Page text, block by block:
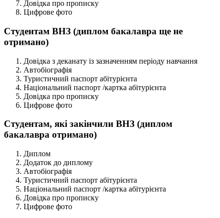
Довідка про прописку
Цифрове фото
Студентам ВНЗ (диплом бакалавра ще не
отримано)
Довідка з деканату із зазначенням періоду навчання
Автобіографія
Туристичний паспорт абітурієнта
Національний паспорт /картка абітурієнта
Довідка про прописку
Цифрове фото
Студентам, які закінчили ВНЗ (диплом
бакалавра отримано)
Диплом
Додаток до диплому
Автобіографія
Туристичний паспорт абітурієнта
Національний паспорт /картка абітурієнта
Довідка про прописку
Цифрове фото